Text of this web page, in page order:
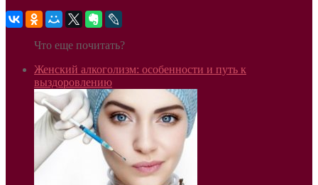
Что еще почитать?
Женский алкоголизм: особенности и путь к
выздоровлению